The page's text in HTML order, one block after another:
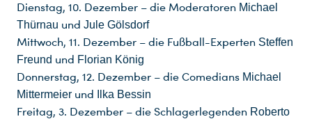
Dienstag, 10. Dezember – die Moderatoren Michael
Thürnau und Jule Gölsdorf
Mittwoch, 11. Dezember – die Fußball-Experten Steffen
Freund und Florian König
Donnerstag, 12. Dezember – die Comedians Michael
Mittermeier und Ilka Bessin
Freitag, 3. Dezember – die Schlagerlegenden Roberto